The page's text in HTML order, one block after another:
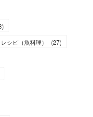
)
シピ（魚料理） (27)